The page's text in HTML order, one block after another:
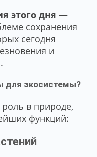
этого дня —
сохранения
сегодня
и
для экосистемы?
в природе,
функций: